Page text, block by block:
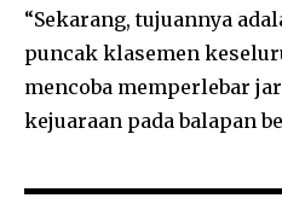
“Sekarang, tujuannya
puncak klasemen
mencoba memperlebar
kejuaraan pada balapan